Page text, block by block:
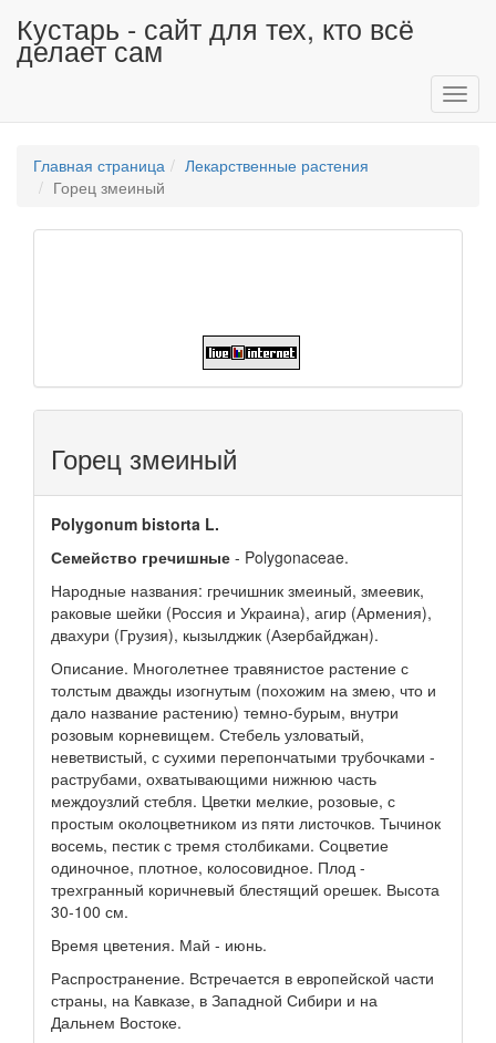
Кустарь - сайт для тех, кто всё
делает сам
Главная страница
Лекарственные растения
Горец змеиный
Горец змеиный
Polygonum bistorta L.
Семейство гречишные - Polygonaceae.
Народные названия: гречишник змеиный, змеевик,
раковые шейки (Россия и Украина), агир (Армения),
двахури (Грузия), кызылджик (Азербайджан).
Описание. Многолетнее травянистое растение с
толстым дважды изогнутым (похожим на змею, что и
дало название растению) темно-бурым, внутри
розовым корневищем. Стебель узловатый,
неветвистый, с сухими перепончатыми трубочками -
раструбами, охватывающими нижнюю часть
междоузлий стебля. Цветки мелкие, розовые, с
простым околоцветником из пяти листочков. Тычинок
восемь, пестик с тремя столбиками. Соцветие
одиночное, плотное, колосовидное. Плод -
трехгранный коричневый блестящий орешек. Высота
30-100 см.
Время цветения. Май - июнь.
Распространение. Встречается в европейской части
страны, на Кавказе, в Западной Сибири и на
Дальнем Востоке.